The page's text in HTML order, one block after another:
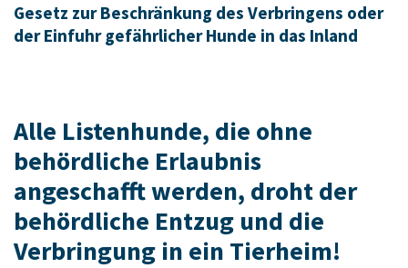
Gesetz zur Beschränkung des Verbringens oder
der Einfuhr gefährlicher Hunde in das Inland
Alle Listenhunde, die ohne
behördliche Erlaubnis
angeschafft werden, droht der
behördliche Entzug und die
Verbringung in ein Tierheim!